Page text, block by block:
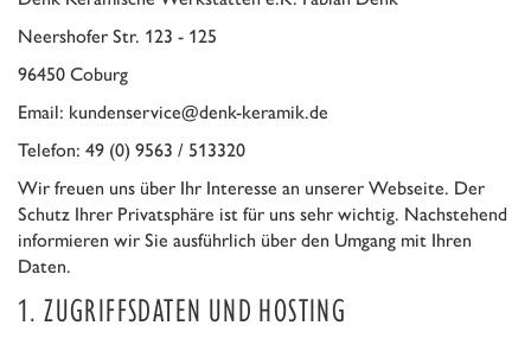
Neershofer Str. 123 - 125
96450 Coburg
Email: kundenservice@denk-keramik.de
Telefon: 49 (0) 9563 / 513320
Wir freuen uns über Ihr Interesse an unserer Webseite. Der
Schutz Ihrer Privatsphäre ist für uns sehr wichtig. Nachstehend
informieren wir Sie ausführlich über den Umgang mit Ihren
Daten.
1. ZUGRIFFSDATEN UND HOSTING